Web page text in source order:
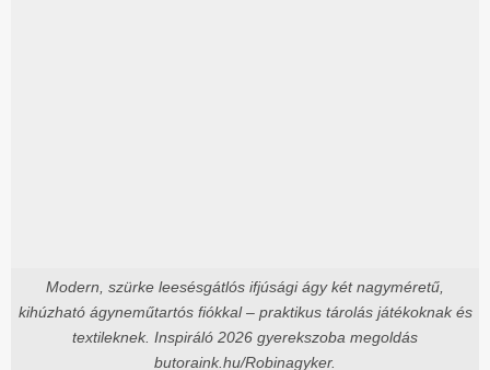
Modern, szürke leesésgátlós ifjúsági ágy két nagyméretű,
kihúzható ágyneműtartós fiókkal – praktikus tárolás játékoknak és
textileknek. Inspiráló 2026 gyerekszoba megoldás
butoraink.hu/Robinagyker.